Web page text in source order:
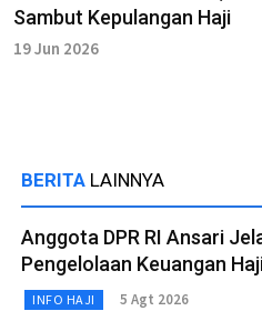
Sambut Kepulangan Haji
19 Jun 2026
BERITA LAINNYA
Anggota DPR RI Ansari
Pengelolaan Keuangan
INFO HAJI 5 Agt 2026